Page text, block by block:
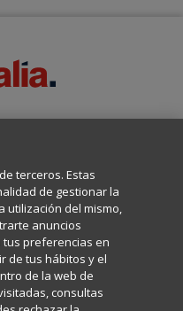
de Hostalia, dirigido por
terceros. Estas
de gestionar la
utilización del mismo,
anuncios
preferencias en
de tus hábitos y el
de la web de
consultas